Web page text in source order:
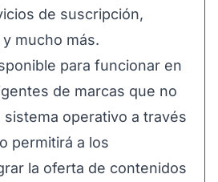
de suscripción,
mucho más.
para funcionar en
de marcas que no
operativo a través
permitirá a los
la oferta de contenidos